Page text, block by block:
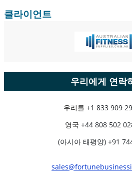
클라이언트
우리에게 연락
우리를 +1 833 909
영국 +44 808 502
(아시아 태평양) +91